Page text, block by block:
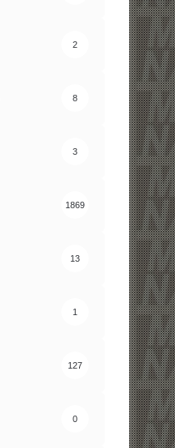
2
8
3
1869
13
1
127
0